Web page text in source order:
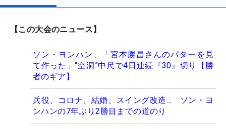
【この大会のニュース】
ソン・ヨンハン、「宮本勝昌さんのパターを見
て作った」“空洞”中尺で4日連続『30』切り【勝
者のギア】
兵役、コロナ、結婚、スイング改造… ソン・ヨ
ンハンの7年ぶり2勝目までの道のり